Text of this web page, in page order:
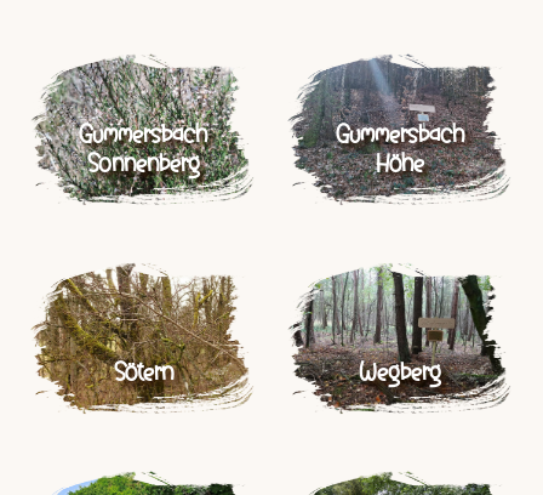
Gummersbach
Sonnenberg
Gummersbach
Höhe
Sötern Wegberg